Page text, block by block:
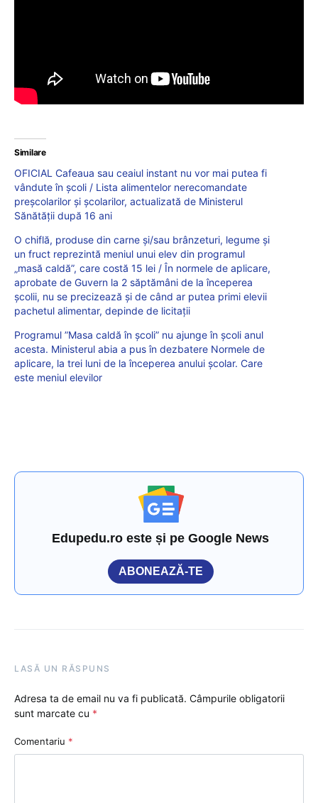
Similare
OFICIAL Cafeaua sau ceaiul instant nu vor mai putea fi
vândute în școli / Lista alimentelor nerecomandate
preșcolarilor și școlarilor, actualizată de Ministerul
Sănătății după 16 ani
O chiflă, produse din carne și/sau brânzeturi, legume și
un fruct reprezintă meniul unui elev din programul
„masă caldă”, care costă 15 lei / În normele de aplicare,
aprobate de Guvern la 2 săptămâni de la începerea
școlii, nu se precizează și de când ar putea primi elevii
pachetul alimentar, depinde de licitații
Programul ”Masa caldă în școli” nu ajunge în școli anul
acesta. Ministerul abia a pus în dezbatere Normele de
aplicare, la trei luni de la începerea anului școlar. Care
este meniul elevilor
Edupedu.ro este și pe Google News
ABONEAZĂ-TE
LASĂ UN RĂSPUNS
Adresa ta de email nu va fi publicată. Câmpurile obligatorii
sunt marcate cu *
Comentariu *